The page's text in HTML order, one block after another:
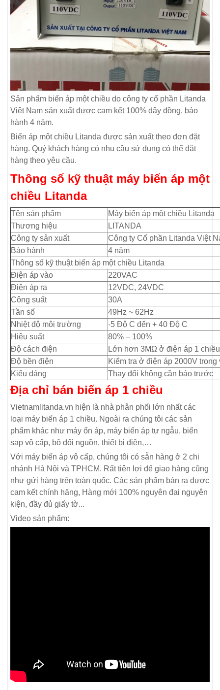
Sản phẩm biến áp một chiều do công ty cổ phần Litanda
Việt Nam sản xuất được cam kết 100% dây đồng, bảo
hành 4 năm.
Biến áp một chiều Litanda được sản xuất theo đơn đặt
hàng. Quý khách hàng có nhu cầu sử dụng có thể đặt
hàng theo yêu cầu.
Thông số kỹ thuật máy biến áp một
chiều Litanda
Tên sản phẩm
Máy biến áp một chiều Litanda
Thương hiệu
LITANDA
Công ty sản xuất
Công ty Cổ phần Litanda Việt
Bảo hành
4 năm
Thông số kỹ thuật biến áp một chiều Litanda
Điện áp vào
220VAC
Điện áp ra
12VDC, 24VDC
Công suất
30A
Tần số
49Hz ~ 62Hz
Nhiệt độ môi trường
-5 Độ C đến + 40 Độ C
Hiệu suất
80% – 100%
Độ cách điện
Lớn hơn 3MΩ ở điện áp 1
Độ bền điện
Kiểm tra ở điện áp 2000V trong
Kiểu dáng
Thay đổi không cần báo trước
Địa chỉ bán biến áp 1 chiều
Vietnamlitanda.vn hiện là nhà phân phối lớn nhất các
loại máy biến áp 1 chiều. Ngoài ra chúng tôi các sản
phẩm khác như máy ổn áp, máy biến áp tự ngẫu, biến
sap vô cấp, bộ đổi nguồn, thiết bị điện,…
Với máy biến áp vô cấp, chúng tôi có sẵn hàng ở 2 chi
nhánh Hà Nội và TPHCM. Rất tiện lợi để giao hàng cũng
như gửi hàng trên toàn quốc. Các sản phẩm bán ra được
cam kết chính hãng, Hàng mới 100% nguyên đai nguyên
kiện, đầy đủ giấy tờ...
Video sản phẩm: